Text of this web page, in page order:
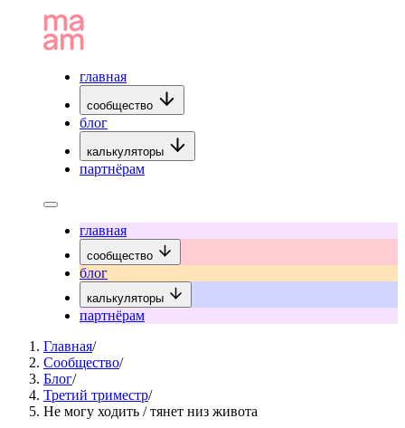
главная
сообщество
блог
калькуляторы
партнёрам
главная
сообщество
блог
калькуляторы
партнёрам
Главная/
Сообщество/
Блог/
Третий триместр/
Не могу ходить / тянет низ живота